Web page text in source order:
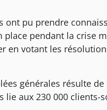
pu prendre
pendant la crise
votant les
générales résulte
aux 230 000 clients-